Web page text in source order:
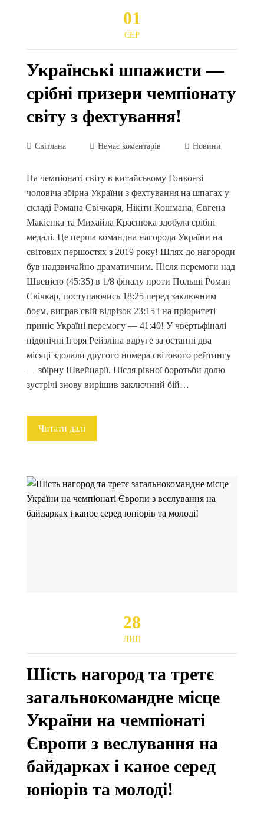
01
СЕР
Українські шпажисти —
срібні призери чемпіонату
світу з фехтування!
Світлана Немає коментарів Новини
На чемпіонаті світу в китайському Гонконзі
чоловіча збірна України з фехтування на шпагах у
складі Романа Свічкаря, Нікіти Кошмана, Євгена
Макієнка та Михайла Краснюка здобула срібні
медалі. Це перша командна нагорода України на
світових першостях з 2019 року! Шлях до нагороди
був надзвичайно драматичним. Після перемоги над
Швецією (45:35) в 1/8 фіналу проти Польщі Роман
Свічкар, поступаючись 18:25 перед заключним
боєм, виграв свій відрізок 23:15 і на пріоритеті
приніс Україні перемогу — 41:40! У чвертьфіналі
підопічні Ігоря Рейзліна вдруге за останні два
місяці здолали другого номера світового рейтингу
— збірну Швейцарії. Після рівної боротьби долю
зустрічі знову вирішив заключний бій…
Читати далі
28
ЛИП
Шість нагород та третє
загальнокомандне місце
України на чемпіонаті
Європи з веслування на
байдарках і каное серед
юніорів та молоді!